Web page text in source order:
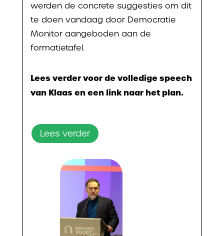
werden de concrete suggesties om dit
te doenvandaag door Democratie
Monitor aangeboden aan de
formatietafel.
Lees verder voor de volledige speech
van Klaas en een link naar het plan.
Lees verder